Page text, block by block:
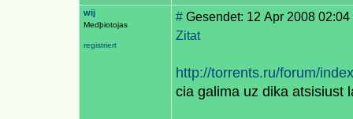
wij
Medþiotojas
registriert
# Gesendet: 12 Apr 2008
Zitat
http://torrents.ru/forum/
cia galima uz dika atsisiust